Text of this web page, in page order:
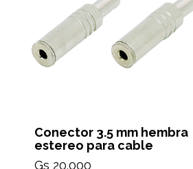
Conector 3.5 mm hembra
estereo para cable
Gs 20.000